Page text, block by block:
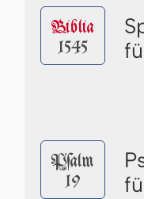
Biblia
1545
Pſalm
19